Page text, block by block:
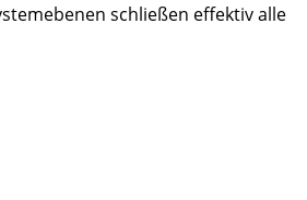
schließen effektiv alle